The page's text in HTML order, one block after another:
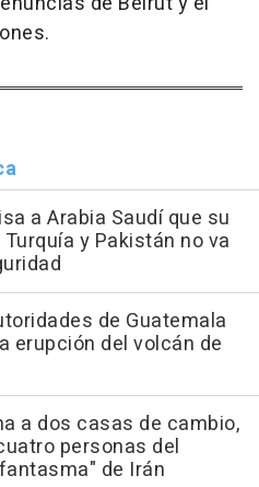
a Arabia Saudí que su
y Pakistán no va
de Guatemala
erupción del volcán de
a dos casas de cambio,
personas del
de Irán